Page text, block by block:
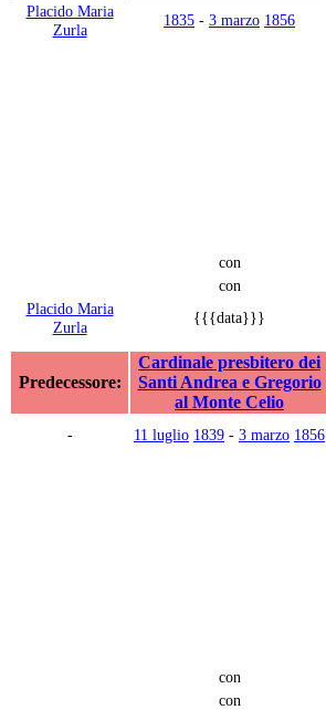
Placido Maria
Zurla
1835 - 3 marzo 1856
con
con
Placido Maria
Zurla
{{{data}}}
Predecessore:
Cardinale presbitero dei
Santi Andrea e Gregorio
al Monte Celio
- 11 luglio 1839 - 3 marzo 1856
con
con